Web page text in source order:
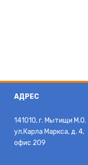
АДРЕС
141010, г. Мытищи М.О.
ул.Карла Маркса, д. 4,
офис 209